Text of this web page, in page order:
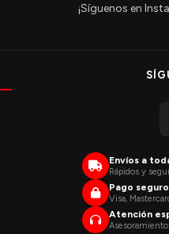
¡Síguenos en
Envíos a
Rápidos y
Pago seguro
Visa,
Atención